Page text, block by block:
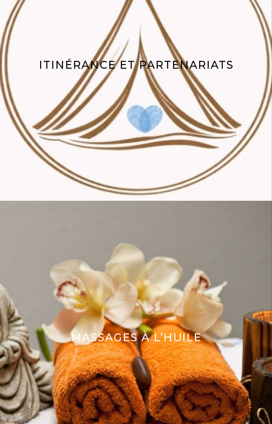
ITINÉRANCE ET PARTENARIATS
MASSAGES À L’HUILE